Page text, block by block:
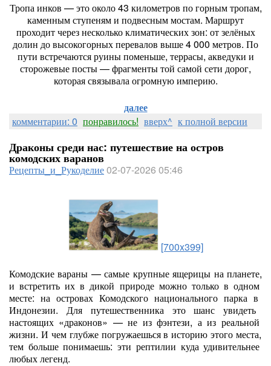
Тропаинков — этооколо43 километров погорнымтропам,
каменнымступенями подвесныммостам. Маршрут
проходитчерезнесколькоклиматическихзон: отзелёных
долин довысокогорныхперевалов выше4000 метров. По
пути встречаютсяруиныпоменьше, террасы, акведуки и
сторожевыепосты— фрагментытой самой сети дорог,
котораясвязывалаогромнуюимперию.
далее
комментарии: 0 понравилось! вверх^ к полной версии
Драконы среди нас: путешествие на остров
комодских варанов
Рецепты_и_Рукоделие02-07-2026 05:46
[700x399]
Комодские вараны — самые крупныеящерицы напланете,
и встретить их в дикой природеможнотольков одном
месте: на островах Комодского национального парка в
Индонезии. Дляпутешественникаэтошанс увидеть
настоящих «драконов» — не изфэнтези, аиз реальной
жизни. И чемглубжепогружаешьсяв историю этого места,
тем большепонимаешь: эти рептилии кудаудивительнее
любыхлегенд.